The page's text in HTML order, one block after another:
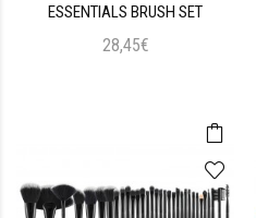
ESSENTIALS BRUSH SET
28,45€